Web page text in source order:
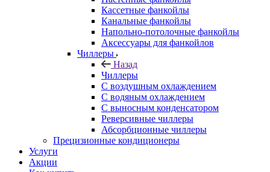
Кассетные фанкойлы
Канальные фанкойлы
Напольно-потолочные фанкойлы
Аксессуары для фанкойлов
Чиллеры
Назад
Чиллеры
С воздушным охлаждением
С водяным охлаждением
С выносным конденсатором
Реверсивные чиллеры
Абсорбционные чиллеры
Прецизионные кондиционеры
Услуги
Акции